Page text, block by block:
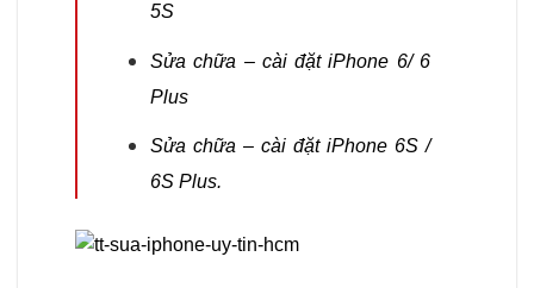
5S
Sửa chữa – cài đặt iPhone 6/ 6
Plus
Sửa chữa – cài đặt iPhone 6S /
6S Plus.